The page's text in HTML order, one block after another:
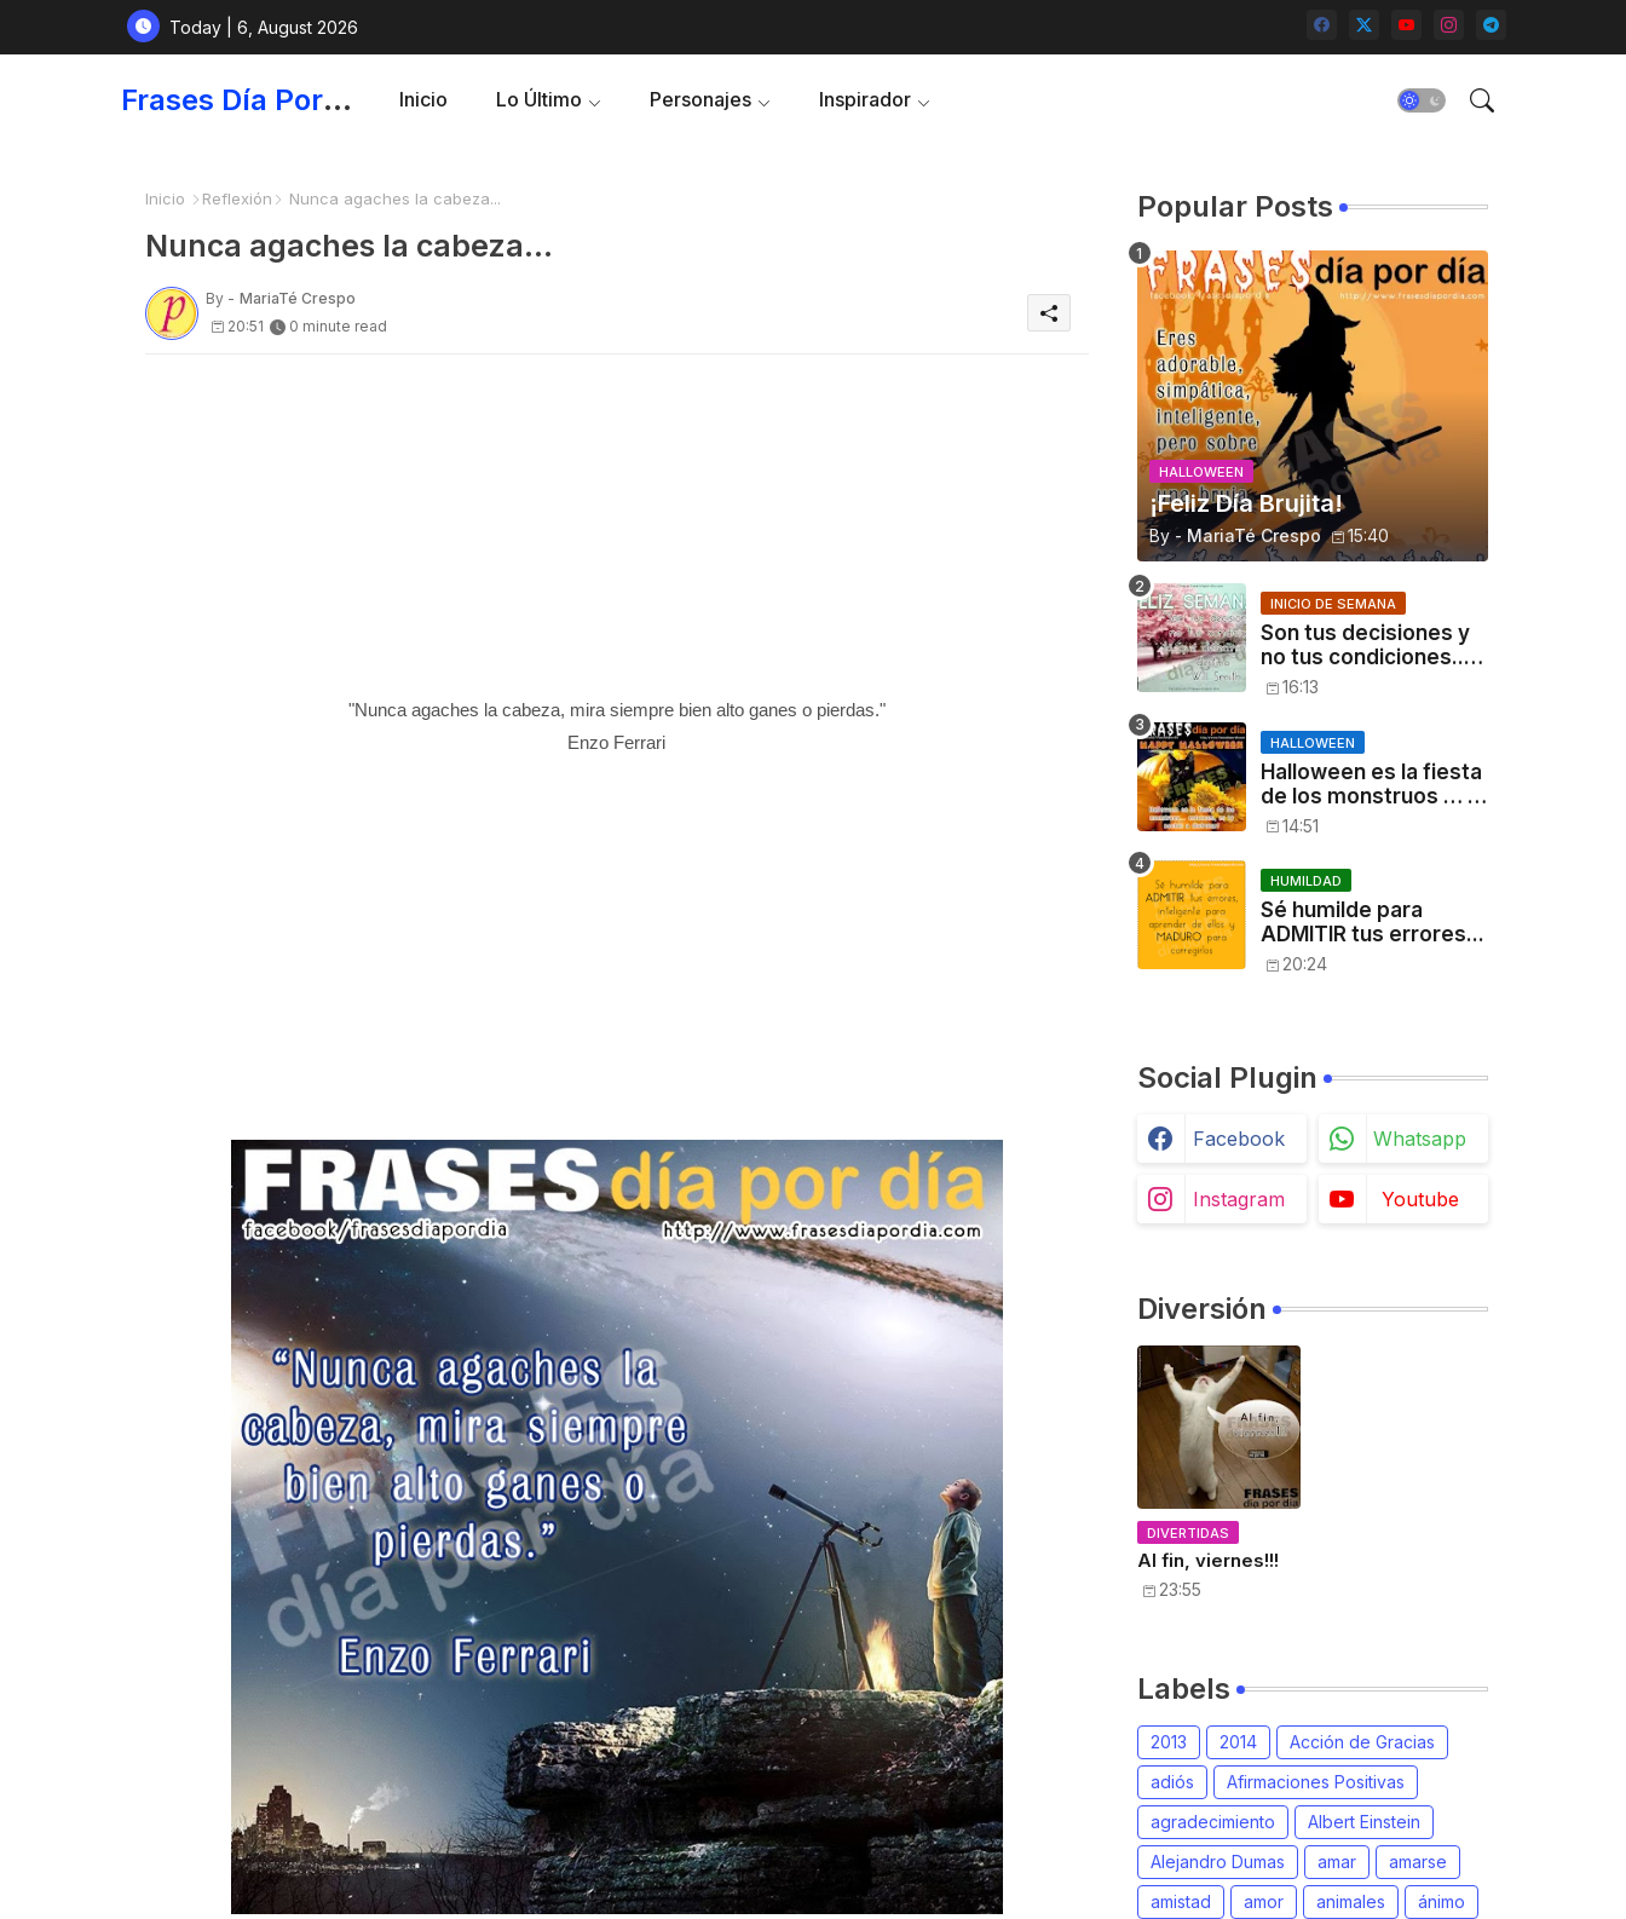
Today | 6, August 2026
Frases Día Por Día - Para Fortalecer el Espíritu Inicio Lo Último Personajes Inspirador
Inicio Reflexión Nunca agaches la cabeza...
Nunca agaches la cabeza...
By - MariaTé Crespo
20:51
0 minute read
"Nunca agaches la cabeza, mira siempre bien alto ganes o pierdas."
Enzo Ferrari
Popular Posts
HALLOWEEN
¡Feliz Día Brujita!
By - MariaTé Crespo 15:40
INICIO DE SEMANA
Son tus decisiones y
no tus condiciones...
[Will Smith]
16:13
HALLOWEEN
Halloween es la fiesta
de los monstruos … ,
entonces, es tu
14:51
HUMILDAD
Sé humilde para
ADMITIR tus errores...
20:24
Social Plugin
Facebook Whatsapp
Instagram Youtube
Diversión
DIVERTIDAS
Al fin, viernes!!!
23:55
Labels
2013 2014
Acción de Gracias
adiós
Afirmaciones Positivas
agradecimiento
Albert Einstein
Alejandro Dumas
amar
amarse
amistad
amor animales
ánimo